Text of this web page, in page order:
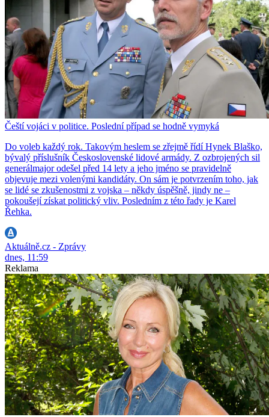
Čeští vojáci v politice. Poslední případ se hodně vymyká
Do voleb každý rok. Takovým heslem se zřejmě řídí Hynek Blaško,
bývalý příslušník Československé lidové armády. Z ozbrojených sil
generálmajor odešel před 14 lety a jeho jméno se pravidelně
objevuje mezi volenými kandidáty. On sám je potvrzením toho, jak
se lidé se zkušenostmi z vojska – někdy úspěšně, jindy ne –
pokoušejí získat politický vliv. Posledním z této řady je Karel
Řehka.
Aktuálně.cz - Zprávy
dnes, 11:59
Reklama